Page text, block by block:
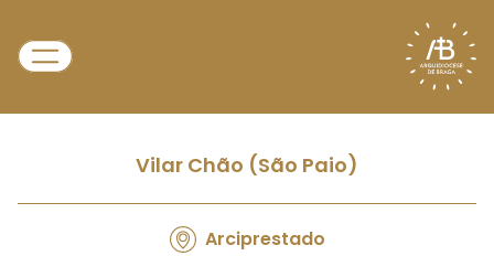
Vilar Chão (São Paio)
Arciprestado